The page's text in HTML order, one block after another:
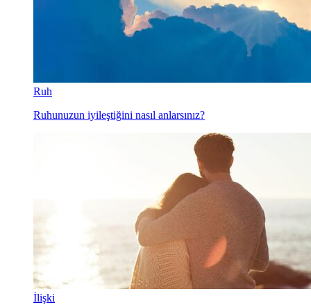
Ruh
Ruhunuzun iyileştiğini nasıl anlarsınız?
İlişki